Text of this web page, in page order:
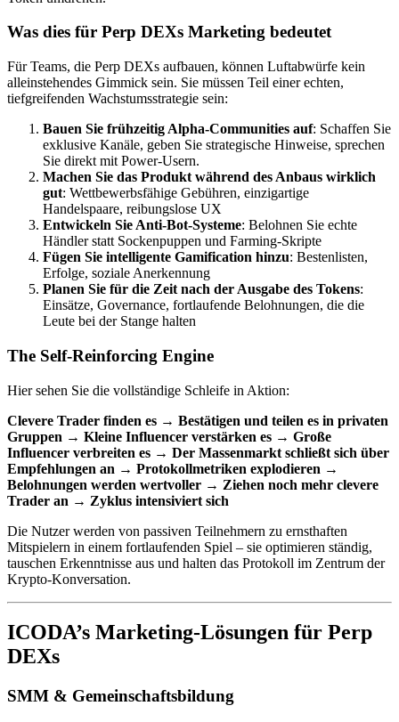
Was dies für Perp DEXs Marketing bedeutet
Für Teams, die Perp DEXs aufbauen, können Luftabwürfe kein
alleinstehendes Gimmick sein. Sie müssen Teil einer echten,
tiefgreifenden Wachstumsstrategie sein:
Bauen Sie frühzeitig Alpha-Communities auf: Schaffen Sie
exklusive Kanäle, geben Sie strategische Hinweise, sprechen
Sie direkt mit Power-Usern.
Machen Sie das Produkt während des Anbaus wirklich
gut: Wettbewerbsfähige Gebühren, einzigartige
Handelspaare, reibungslose UX
Entwickeln Sie Anti-Bot-Systeme: Belohnen Sie echte
Händler statt Sockenpuppen und Farming-Skripte
Fügen Sie intelligente Gamification hinzu: Bestenlisten,
Erfolge, soziale Anerkennung
Planen Sie für die Zeit nach der Ausgabe des Tokens:
Einsätze, Governance, fortlaufende Belohnungen, die die
Leute bei der Stange halten
The Self-Reinforcing Engine
Hier sehen Sie die vollständige Schleife in Aktion:
Clevere Trader finden es → Bestätigen und teilen es in privaten
Gruppen → Kleine Influencer verstärken es → Große
Influencer verbreiten es → Der Massenmarkt schließt sich über
Empfehlungen an → Protokollmetriken explodieren →
Belohnungen werden wertvoller → Ziehen noch mehr clevere
Trader an → Zyklus intensiviert sich
Die Nutzer werden von passiven Teilnehmern zu ernsthaften
Mitspielern in einem fortlaufenden Spiel – sie optimieren ständig,
tauschen Erkenntnisse aus und halten das Protokoll im Zentrum der
Krypto-Konversation.
ICODA’s Marketing-Lösungen für Perp
DEXs
SMM & Gemeinschaftsbildung